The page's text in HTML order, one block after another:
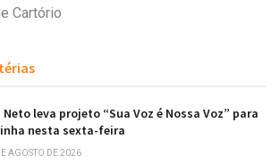
Cartório
Neto leva projeto “Sua Voz é Nossa Voz” para
nesta sexta-feira
AGOSTO DE 2026